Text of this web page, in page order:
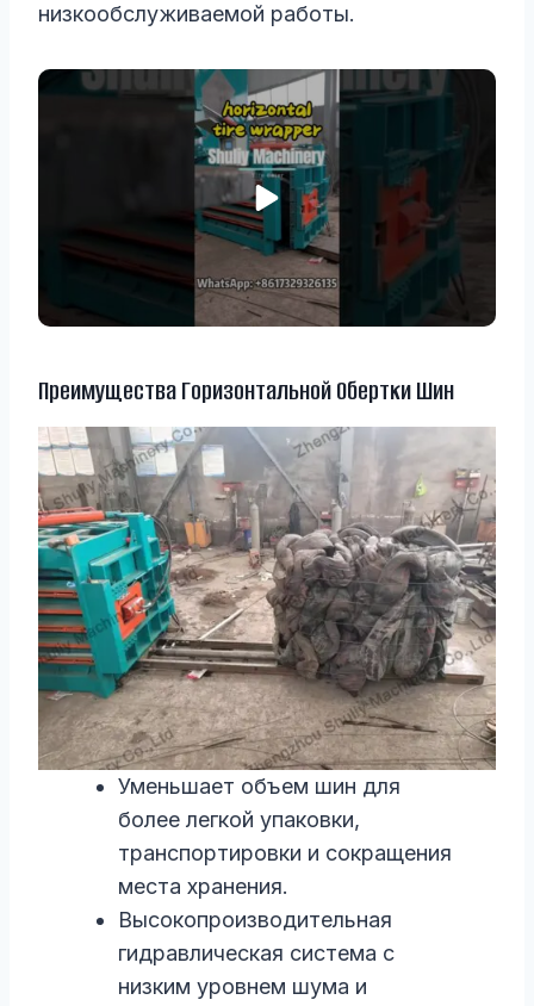
низкообслуживаемой работы.
Преимущества Горизонтальной Обертки Шин
Уменьшает объем шин для
более легкой упаковки,
транспортировки и сокращения
места хранения.
Высокопроизводительная
гидравлическая система с
низким уровнем шума и